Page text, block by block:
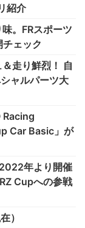
紹介
。FRスポーツ
ェック
走り鮮烈！ 自
ャルパーツ大
Racing
Car Basic」が
年より開催
Cupへの参戦
）